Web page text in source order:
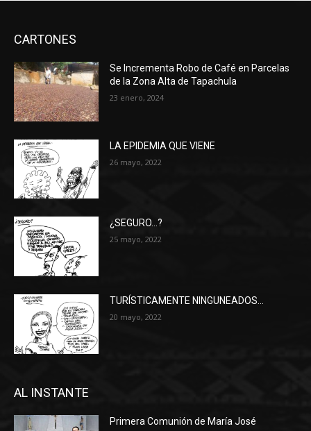
CARTONES
Se Incrementa Robo de Café en Parcelas
de la Zona Alta de Tapachula
23 enero, 2024
LA EPIDEMIA QUE VIENE
26 mayo, 2022
¿SEGURO…?
25 mayo, 2022
TURÍSTICAMENTE NINGUNEADOS…
20 mayo, 2022
AL INSTANTE
Primera Comunión de María José